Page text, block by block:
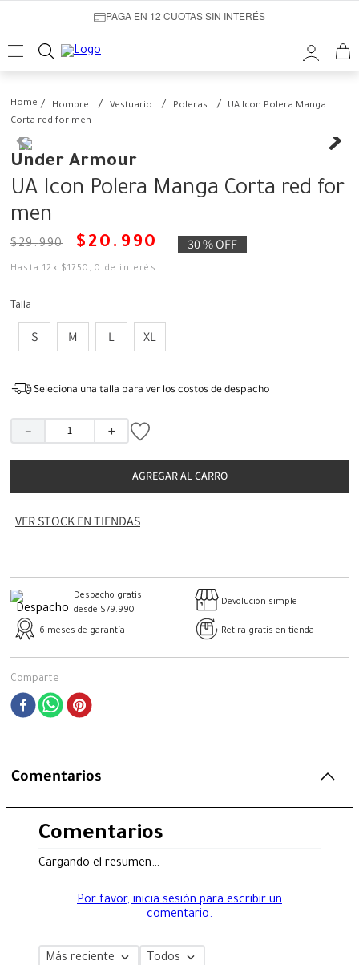
PAGA EN 12 CUOTAS SIN INTERÉS
Hombre Vestuario Poleras
UA Icon Polera Manga
Corta red for men
Under Armour
UA Icon Polera Manga Corta red for
men
$29.990 $ 20 . 990 30 %OFF
Hasta12 x $1750 ,0 de interés
Talla
S M L XL
Seleciona una talla para ver los costos de despacho
＋
－
AGREGAR AL CARRO
VER STOCK EN TIENDAS
Despacho gratis
desde $79.990
Devolución simple
6 meses de garantía Retira gratis en tienda
Comparte
Comentarios
Comentarios
Cargando el resumen…
Por favor, inicia sesión para escribir un
comentario.
Más reciente Todos